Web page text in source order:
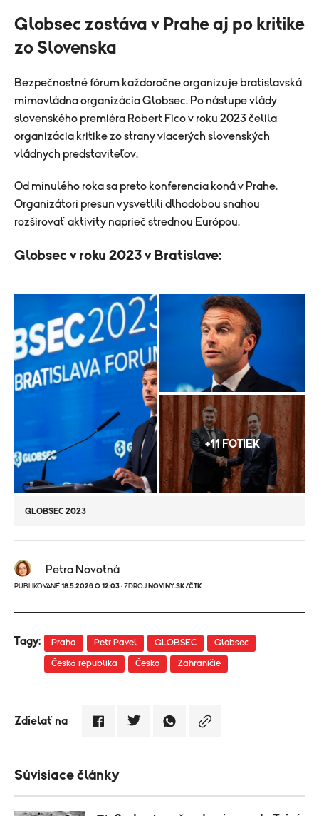
Globsec zostáva v Prahe aj po kritike
zo Slovenska
Bezpečnostné fórum každoročne organizuje bratislavská
mimovládna organizáciaGlobsec. Po nástupe vlády
slovenského premiéra Robert Ficov roku 2023 čelila
organizácia kritike zo strany viacerých slovenských
vládnych predstaviteľov.
Od minulého roka sa preto konferencia koná v Prahe.
Organizátori presun vysvetlili dlhodobou snahou
rozširovať aktivity naprieč strednou Európou.
Globsec v roku 2023 v Bratislave:
+11 FOTIEK
GLOBSEC 2023
Petra Novotná
PUBLIKOVANÉ 18.5.2026 O 12:03 · ZDROJ NOVINY.SK/ČTK
Tagy: Praha Petr Pavel GLOBSEC Globsec
Česká republika Česko Zahraničie
Zdielať na
Súvisiace články